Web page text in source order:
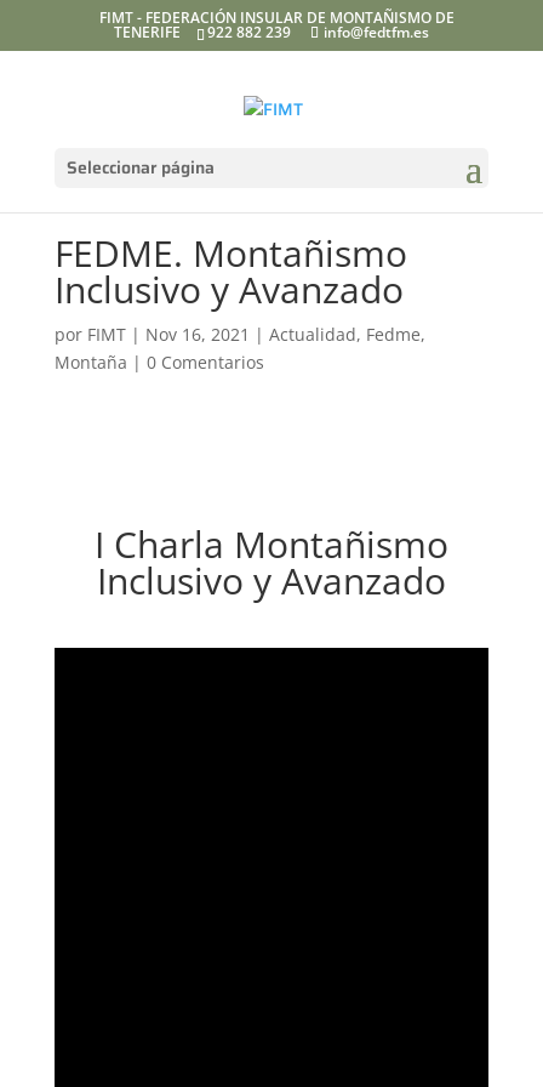
FIMT - FEDERACIÓN INSULAR DE MONTAÑISMO DE
TENERIFE 922 882 239 info@fedtfm.es
Seleccionar página
FEDME. Montañismo
Inclusivo y Avanzado
por FIMT| Nov 16, 2021 | Actualidad, Fedme,
Montaña | 0 Comentarios
I Charla Montañismo
Inclusivo y Avanzado